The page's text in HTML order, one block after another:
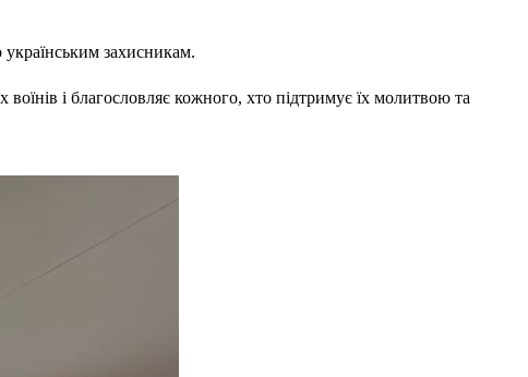
українським захисникам.
і благословляє кожного, хто підтримує їх молитвою та